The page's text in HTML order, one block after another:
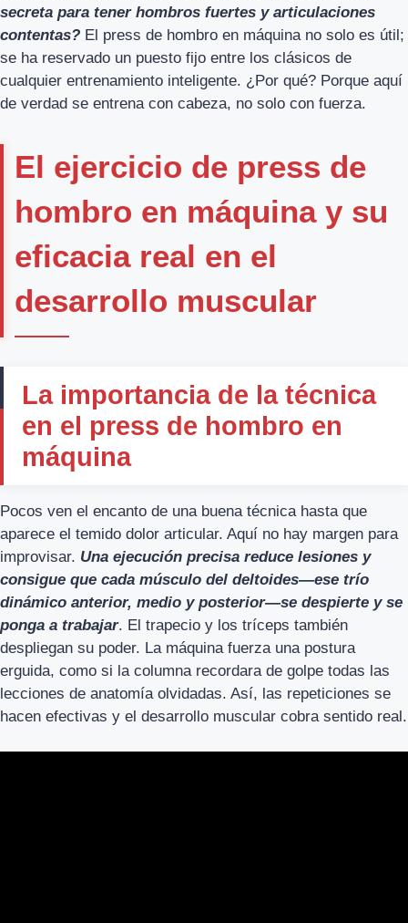
secreta para tener hombros fuertes y articulaciones
contentas? El press de hombro en máquina no solo es útil;
se ha reservado un puesto fijo entre los clásicos de
cualquier entrenamiento inteligente. ¿Por qué? Porque aquí
de verdad se entrena con cabeza, no solo con fuerza.
El ejercicio de press de
hombro en máquina y su
eficacia real en el
desarrollo muscular
La importancia de la técnica
en el press de hombro en
máquina
Pocos ven el encanto de una buena técnica hasta que
aparece el temido dolor articular. Aquí no hay margen para
improvisar. Una ejecución precisa reduce lesiones y
consigue que cada músculo del deltoides—ese trío
dinámico anterior, medio y posterior—se despierte y se
ponga a trabajar. El trapecio y los tríceps también
despliegan su poder. La máquina fuerza una postura
erguida, como si la columna recordara de golpe todas las
lecciones de anatomía olvidadas. Así, las repeticiones se
hacen efectivas y el desarrollo muscular cobra sentido real.